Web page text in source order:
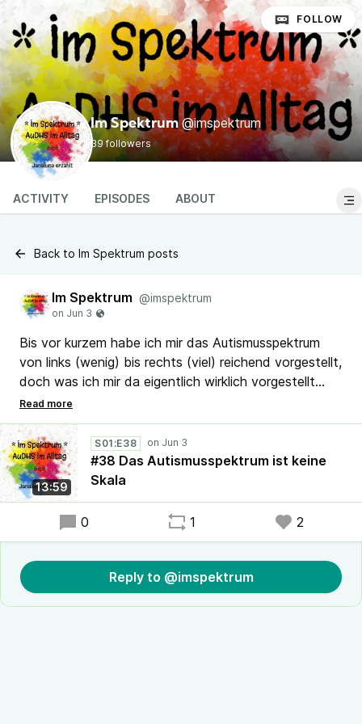
Im Spektrum @imspektrum
39 followers
FOLLOW
ACTIVITY EPISODES ABOUT
Back to Im Spektrum posts
Im Spektrum @imspektrum
Bis vor kurzem habe ich mir das Autismusspektrum
von links (wenig) bis rechts (viel) reichend vorgestellt,
doch was ich mir da eigentlich wirklich vorgestellt
hatte, war im Grunde kein Spektrum, sondern eine
Skala. Was Spektrum wirklich bedeutet, erzähle ich in
dieser Folge.
13:59
S01:E38
#38 Das Autismusspektrum ist keine
Skala
0 1 2
Reply to @imspektrum